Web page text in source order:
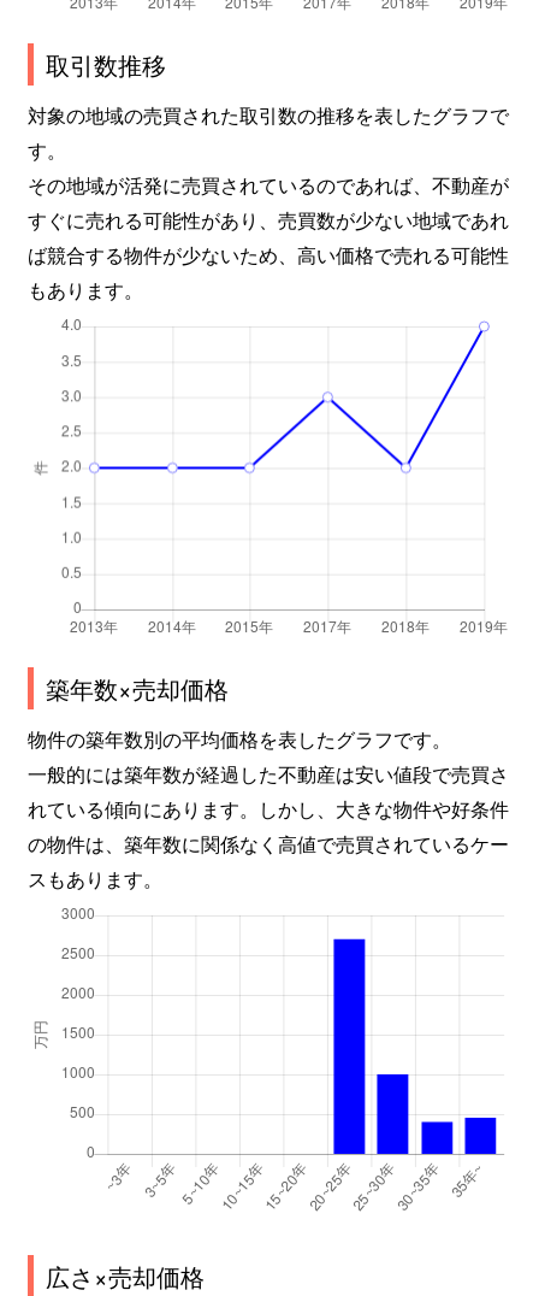
取引数推移
対象の地域の売買された取引数の推移を表したグラフで
す。
その地域が活発に売買されているのであれば、不動産が
すぐに売れる可能性があり、売買数が少ない地域であれ
ば競合する物件が少ないため、高い価格で売れる可能性
もあります。
築年数×売却価格
物件の築年数別の平均価格を表したグラフです。
一般的には築年数が経過した不動産は安い値段で売買さ
れている傾向にあります。しかし、大きな物件や好条件
の物件は、築年数に関係なく高値で売買されているケー
スもあります。
広さ×売却価格